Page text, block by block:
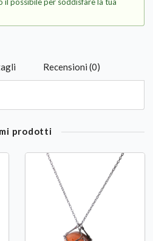
Recensioni (0)
prodotti